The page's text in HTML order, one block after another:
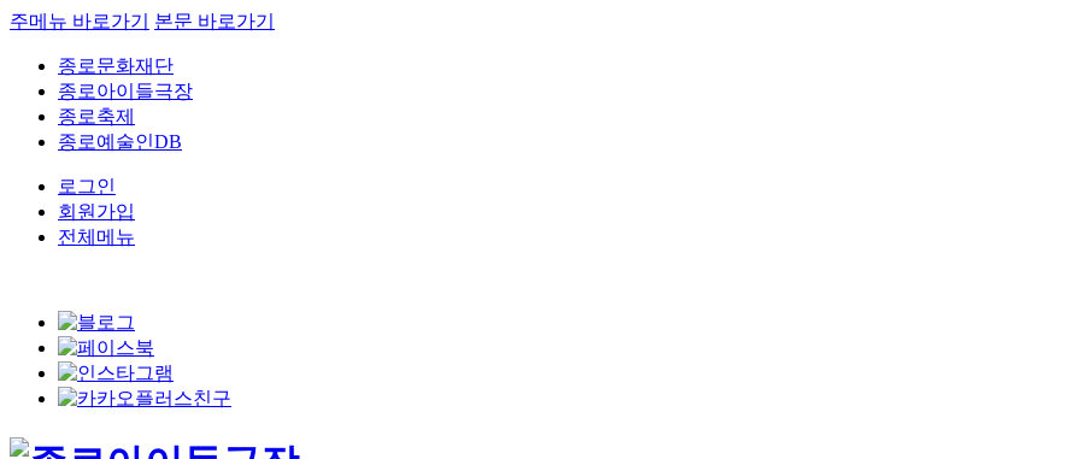
주메뉴 바로가기 본문 바로가기
종로문화재단
종로아이들극장
종로축제
종로예술인DB
로그인
회원가입
전체메뉴